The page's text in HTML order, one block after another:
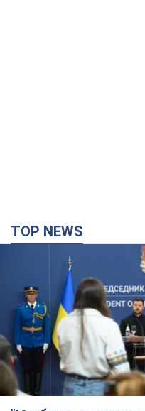
TOP NEWS